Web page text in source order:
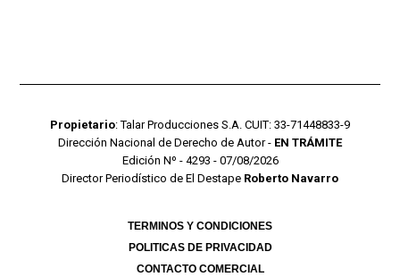
Propietario: Talar Producciones S.A. CUIT: 33-71448833-9
Dirección Nacional de Derecho de Autor - EN TRÁMITE
Edición Nº - 4293 - 07/08/2026
Director Periodístico de El Destape Roberto Navarro
TERMINOS Y CONDICIONES
POLITICAS DE PRIVACIDAD
CONTACTO COMERCIAL